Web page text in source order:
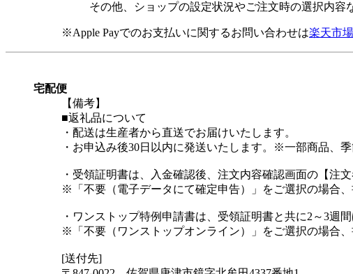
その他、ショップの設定状況やご注文時の選択内容
※Apple Payでのお支払いに関するお問い合わせは楽天市
宅配便
【備考】
■返礼品について
・配送は生産者から直送でお届けいたします。
・お申込み後30日以内に発送いたします。※一部商品、
・受領証明書は、入金確認後、注文内容確認画面の【注
※「不要（電子データにて確定申告）」をご選択の場合、
・ワンストップ特例申請書は、受領証明書と共に2～3週
※「不要（ワンストップオンライン）」をご選択の場合、
[送付先]